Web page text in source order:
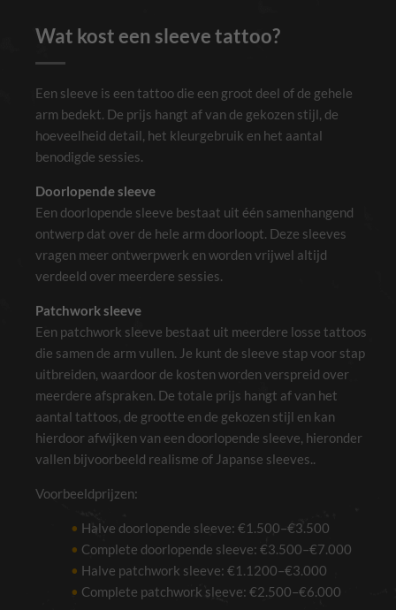
Wat kost een sleeve tattoo?
Een sleeve is een tattoo die een groot deel of de gehele
arm bedekt. De prijs hangt af van de gekozen stijl, de
hoeveelheid detail, het kleurgebruik en het aantal
benodigde sessies.
Doorlopende sleeve
Een doorlopende sleeve bestaat uit één samenhangend
ontwerp dat over de hele arm doorloopt. Deze sleeves
vragen meer ontwerpwerk en worden vrijwel altijd
verdeeld over meerdere sessies.
Patchwork sleeve
Een patchwork sleeve bestaat uit meerdere losse tattoos
die samen de arm vullen. Je kunt de sleeve stap voor stap
uitbreiden, waardoor de kosten worden verspreid over
meerdere afspraken. De totale prijs hangt af van het
aantal tattoos, de grootte en de gekozen stijl en kan
hierdoor afwijken van een doorlopende sleeve, hieronder
vallen bijvoorbeeld realisme of Japanse sleeves..
Voorbeeldprijzen:
Halve doorlopende sleeve: €1.500–€3.500
Complete doorlopende sleeve: €3.500–€7.000
Halve patchwork sleeve: €1.1200–€3.000
Complete patchwork sleeve: €2.500–€6.000